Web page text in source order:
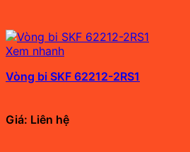
Xem nhanh
Vòng bi SKF 62212-2RS1
Giá: Liên hệ